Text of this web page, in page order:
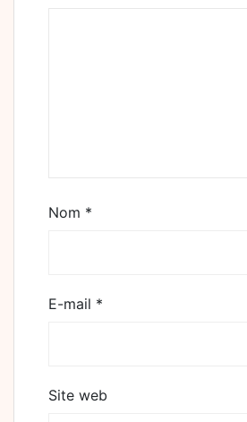
Nom *
E-mail *
Site web